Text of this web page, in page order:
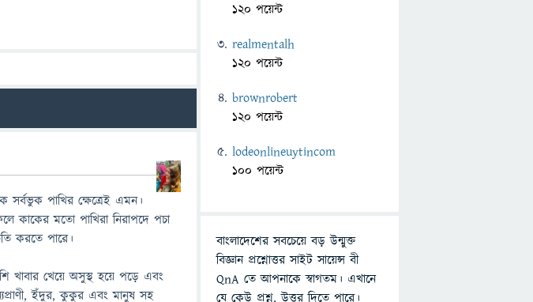
সর্বভুক পাখির ক্ষেত্রেই এমন।
কাকের মতো পাখিরা নিরাপদে পচা
করতে পারে।
খাবার খেয়ে অসুস্থ হয়ে পড়ে এবং
ইঁদুর, কুকুর এবং মানুষ সহ
120 পয়েন্ট
realmentalh
120 পয়েন্ট
brownrobert
120 পয়েন্ট
lodeonlineuytincom
100 পয়েন্ট
বাংলাদেশের সবচেয়ে বড় উন্মুক্ত
বিজ্ঞান প্রশ্নোত্তর সাইট সায়েন্স বী
QnA তে আপনাকে স্বাগতম। এখানে
যে কেউ প্রশ্ন, উত্তর দিতে পারে।